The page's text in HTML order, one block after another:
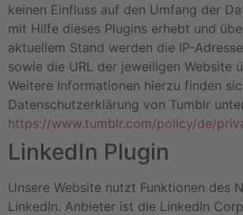
keinen Einfluss auf den Umfang der
mit Hilfe dieses Plugins erhebt und
aktuellem Stand werden die IP-
sowie die URL der jeweiligen Website
Weitere Informationen hierzu finden
Datenschutzerklärung von Tumblr
https://www.tumblr.com/policy/de/
LinkedIn Plugin
Unsere Website nutzt Funktionen des
LinkedIn. Anbieter ist die LinkedIn